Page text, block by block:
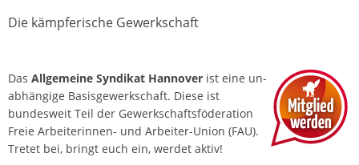
Die kämpferische Gewerkschaft
Das Allgemeine Syndikat Hannover ist eine un­
abhängige Basis­gewerkschaft. Diese ist
bundesweit Teil der Gewerkschafts­föderation
Freie Arbeiterinnen- und Arbeiter-Union (FAU).
Tretet bei, bringt euch ein, werdet aktiv!